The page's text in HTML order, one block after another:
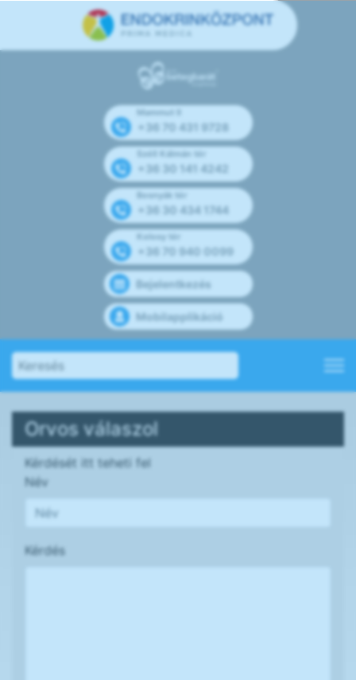
Mammut II
+36 70 431 9728
Széll Kálmán tér
+36 30 141 4242
Bosnyák tér
+36 30 434 1744
Kolosy tér
+36 70 940 0099
Bejelentkezés
Mobilapplikáció
Orvos válaszol
Kérdését itt teheti fel
Név
Kérdés